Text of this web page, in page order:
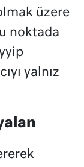
üzere
noktada
yalnız